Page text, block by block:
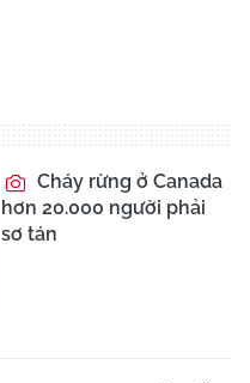
Cháy rừng ở Canada
hơn 20.000 người phải
sơ tán